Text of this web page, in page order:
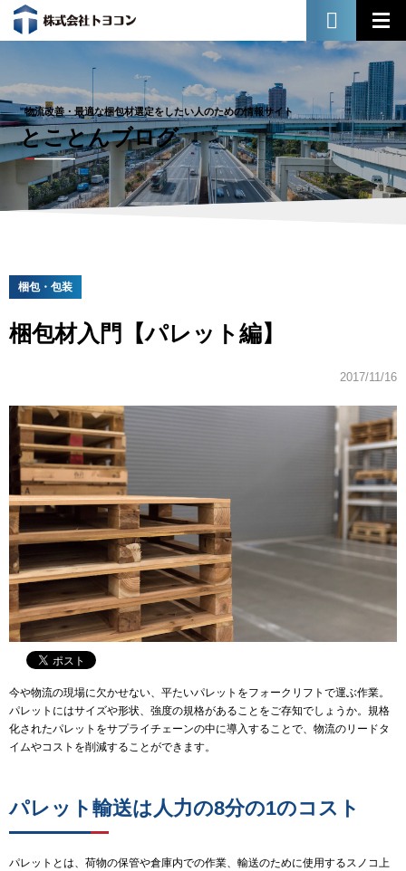
物流改善・最適な梱包材選定をしたい人のための情報サイト
とことんブログ
梱包・包装
梱包材入門【パレット編】
2017/11/16
今や物流の現場に欠かせない、平たいパレットをフォークリフトで運ぶ作業。
パレットにはサイズや形状、強度の規格があることをご存知でしょうか。規格
化されたパレットをサプライチェーンの中に導入することで、物流のリードタ
イムやコストを削減することができます。
パレット輸送は人力の8分の1のコスト
パレットとは、荷物の保管や倉庫内での作業、輸送のために使用するスノコ上